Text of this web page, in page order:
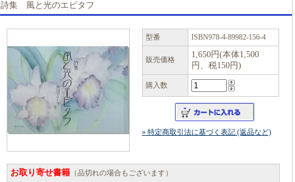
詩集 風と光のエピタフ
型番 ISBN978-4-89982-156-4
販売価格
1,650円(本体1,500
円、税150円)
購入数
» 特定商取引法に基づく表記 (返品など)
お取り寄せ書籍 （品切れの場合もございます）